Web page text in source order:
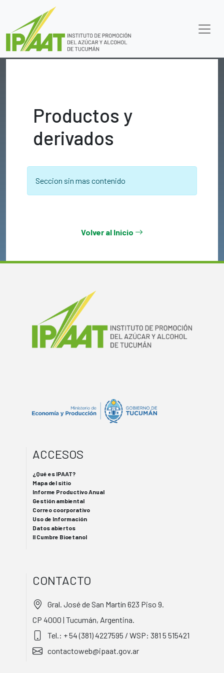
Productos y
derivados
Seccion sin mas contenido
Volver al Inicio
ACCESOS
¿Qué es IPAAT?
Mapa del sitio
Informe Productivo Anual
Gestión ambiental
Correo coorporativo
Uso de Información
Datos abiertos
II Cumbre Bioetanol
CONTACTO
Gral. José de San Martín 623 Piso 9.
CP 4000 | Tucumán, Argentina.
Tel.: + 54 (381) 4227595 / WSP: 381 5 515421
contactoweb@ipaat.gov.ar